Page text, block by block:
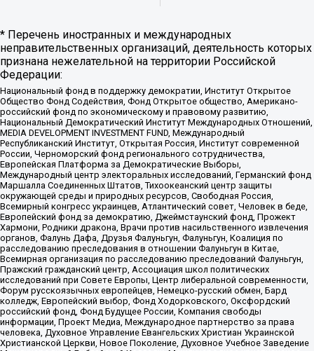
* Перечень иностранных и международных
неправительственных организаций, деятельность которых
признана нежелательной на территории Российской
Федерации:
Национальный фонд в поддержку демократии, Институт Открытое
Общество Фонд Содействия, Фонд Открытое общество, Американо-
российский фонд по экономическому и правовому развитию,
Национальный Демократический Институт Международных Отношений,
MEDIA DEVELOPMENT INVESTMENT FUND, Международный
Республиканский Институт, Открытая Россия, Институт современной
России, Черноморский фонд регионального сотрудничества,
Европейская Платформа за Демократические Выборы,
Международный центр электоральных исследований, Германский фонд
Маршалла Соединенных Штатов, Тихоокеанский центр защиты
окружающей среды и природных ресурсов, Свободная Россия,
Всемирный конгресс украинцев, Атлантический совет, Человек в беде,
Европейский фонд за демократию, Джеймстаунский фонд, Прожект
Хармони, Родники дракона, Врачи против насильственного извлечения
органов, Фалунь Дафа, Друзья Фалуньгун, Фалуньгун, Коалиция по
расследованию преследования в отношении Фалуньгун в Китае,
Всемирная организация по расследованию преследований Фалуньгун,
Пражский гражданский центр, Ассоциация школ политических
исследований при Совете Европы, Центр либеральной современности,
Форум русскоязычных европейцев, Немецко-русский обмен, Бард
колледж, Европейский выбор, Фонд Ходорковского, Оксфордский
российский фонд, Фонд Будущее России, Компания свободы
информации, Проект Медиа, Международное партнерство за права
человека, Духовное Управление Евангельских Христиан Украинской
Христианской Церкви, Новое Поколение, Духовное Учебное Заведение